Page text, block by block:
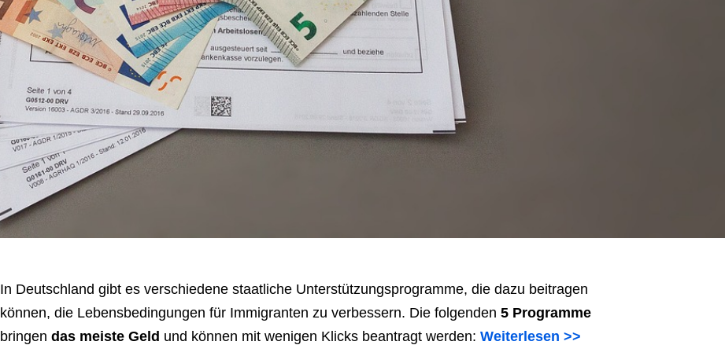
In Deutschland gibt es verschiedene staatliche Unterstützungsprogramme, die dazu beitragen
können, die Lebensbedingungen für Immigranten zu verbessern. Die folgenden 5 Programme
bringen das meiste Geld und können mit wenigen Klicks beantragt werden: Weiterlesen >>